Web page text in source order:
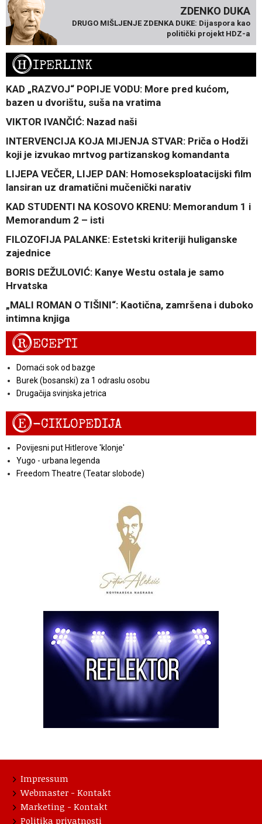
ZDENKO DUKA
DRUGO MIŠLJENJE ZDENKA DUKE: Dijaspora kao
politički projekt HDZ-a
HIPERLINK
KAD „RAZVOJ“ POPIJE VODU: More pred kućom,
bazen u dvorištu, suša na vratima
VIKTOR IVANČIĆ: Nazad naši
INTERVENCIJA KOJA MIJENJA STVAR: Priča o Hodži
koji je izvukao mrtvog partizanskog komandanta
LIJEPA VEČER, LIJEP DAN: Homoseksploatacijski film
lansiran uz dramatični mučenički narativ
KAD STUDENTI NA KOSOVO KRENU: Memorandum 1 i
Memorandum 2 – isti
FILOZOFIJA PALANKE: Estetski kriteriji huliganske
zajednice
BORIS DEŽULOVIĆ: Kanye Westu ostala je samo
Hrvatska
„MALI ROMAN O TIŠINI“: Kaotična, zamršena i duboko
intimna knjiga
RECEPTI
Domaći sok od bazge
Burek (bosanski) za 1 odraslu osobu
Drugačija svinjska jetrica
E-CIKLOPEDIJA
Povijesni put Hitlerove 'klonje'
Yugo - urbana legenda
Freedom Theatre (Teatar slobode)
Impressum
Webmaster - Kontakt
Marketing - Kontakt
Politika privatnosti